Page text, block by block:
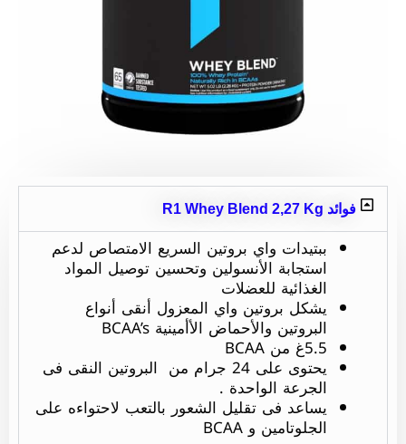
فوائد R1 Whey Blend 2,27 Kg
ببتيدات واي بروتين السريع الامتصاص لدعم
استجابة الأنسولين وتحسين توصيل المواد
الغذائية للعضلات
يشكل بروتين واي المعزول أنقى أنواع
البروتين والأحماض الأأمينية BCAA’s
5.5غ من BCAA
يحتوى على 24 جرام من البروتين النقى فى
الجرعة الواحدة .
يساعد فى تقليل الشعور بالتعب لاحتواءه على
الجلوتامين و BCAA